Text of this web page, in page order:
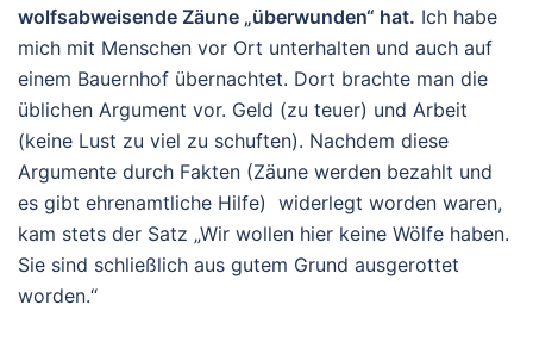
wolfsabweisende Zäune „überwunden“ hat. Ich habe
mich mit Menschen vor Ort unterhalten und auch auf
einem Bauernhof übernachtet. Dort brachte man die
üblichen Argument vor. Geld (zu teuer) und Arbeit
(keine Lust zu viel zu schuften). Nachdem diese
Argumente durch Fakten (Zäune werden bezahlt und
es gibt ehrenamtliche Hilfe) widerlegt worden waren,
kam stets der Satz „Wir wollen hier keine Wölfe haben.
Sie sind schließlich aus gutem Grund ausgerottet
worden.“